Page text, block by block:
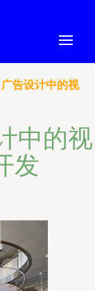
告设计中的视
中的视
发